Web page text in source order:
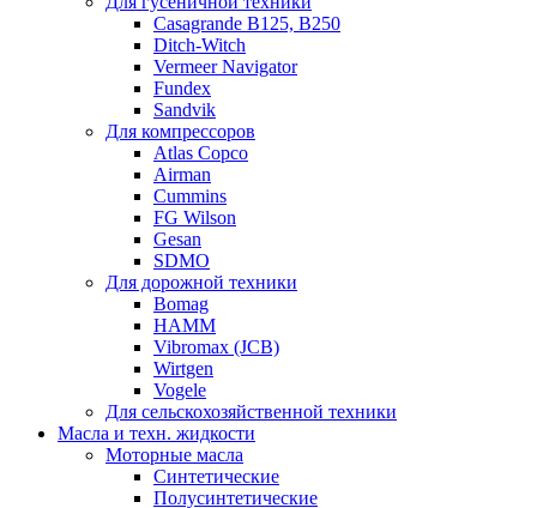
Casagrande B125, B250
Ditch-Witch
Vermeer Navigator
Fundex
Sandvik
Для компрессоров
Atlas Copco
Airman
Cummins
FG Wilson
Gesan
SDMO
Для дорожной техники
Bomag
HAMM
Vibromax (JCB)
Wirtgen
Vogele
Для сельскохозяйственной техники
Масла и техн. жидкости
Моторные масла
Синтетические
Полусинтетические